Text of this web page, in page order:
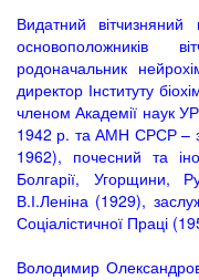
Видатний
основоположників
родоначальник
директор Інституту
членом Академії наук
1942 р. та АМН СРСР –
1962), почесний та
Болгарії, Угорщини,
В.І.Леніна (1929),
Соціалістичної Праці
Володимир